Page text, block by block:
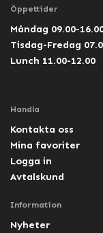
Öppettider
Måndag 09.00-
Tisdag-Fredag
Lunch 11.00-12.00
Handla
Kontakta oss
Mina favoriter
Logga in
Avtalskund
Information
Nyheter